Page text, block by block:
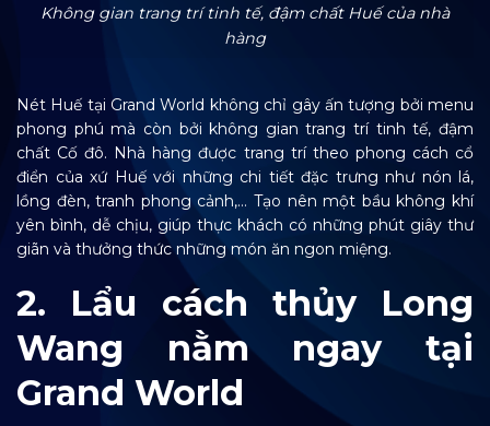
Không gian trang trí tinh tế, đậm chất Huế của nhà
hàng
Nét Huế tại Grand World không chỉ gây ấn tượng bởi menu
phong phú mà còn bởi không gian trang trí tinh tế, đậm
chất Cố đô. Nhà hàng được trang trí theo phong cách cổ
điển của xứ Huế với những chi tiết đặc trưng như nón lá,
lồng đèn, tranh phong cảnh,… Tạo nên một bầu không khí
yên bình, dễ chịu, giúp thực khách có những phút giây thư
giãn và thưởng thức những món ăn ngon miệng.
2. Lẩu cách thủy Long
Wang nằm ngay tại
Grand World